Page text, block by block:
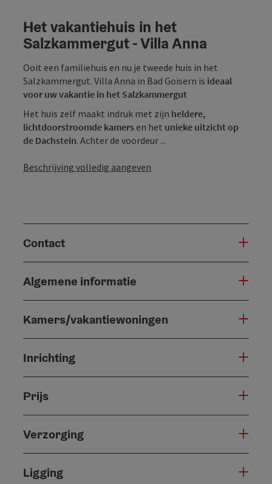
Het vakantiehuis in het
Salzkammergut - Villa Anna
Ooit een familiehuis en nu je tweede huis in het
Salzkammergut. Villa Anna in Bad Goisern is ideaal
voor uw vakantie in het Salzkammergut
Het huis zelf maakt indruk met zijn heldere,
lichtdoorstroomde kamers en het unieke uitzicht op
de Dachstein. Achter de voordeur ...
Beschrijving volledig aangeven
Contact
Algemene informatie
Kamers/vakantiewoningen
Inrichting
Prijs
Verzorging
Ligging